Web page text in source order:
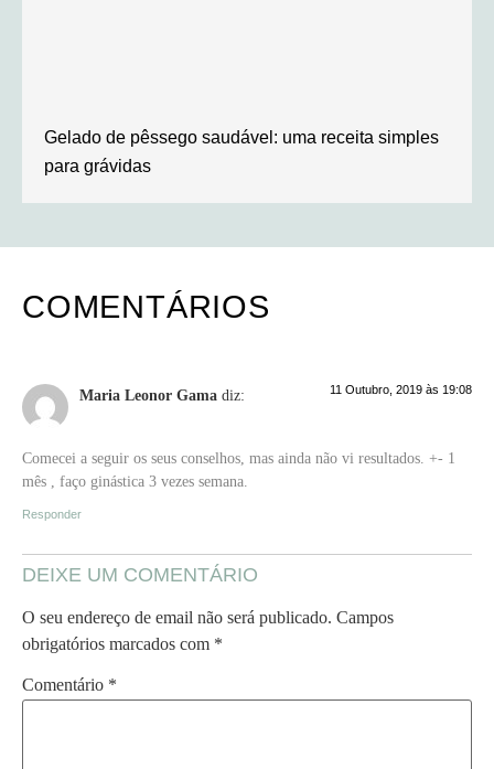
Gelado de pêssego saudável: uma receita simples
para grávidas
COMENTÁRIOS
Maria Leonor Gama diz: 11 Outubro, 2019 às 19:08
Comecei a seguir os seus conselhos, mas ainda não vi resultados. +- 1
mês , faço ginástica 3 vezes semana.
Responder
DEIXE UM COMENTÁRIO
O seu endereço de email não será publicado. Campos
obrigatórios marcados com *
Comentário *